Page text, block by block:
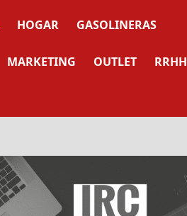
HOGAR GASOLINERAS
MARKETING OUTLET RRHH